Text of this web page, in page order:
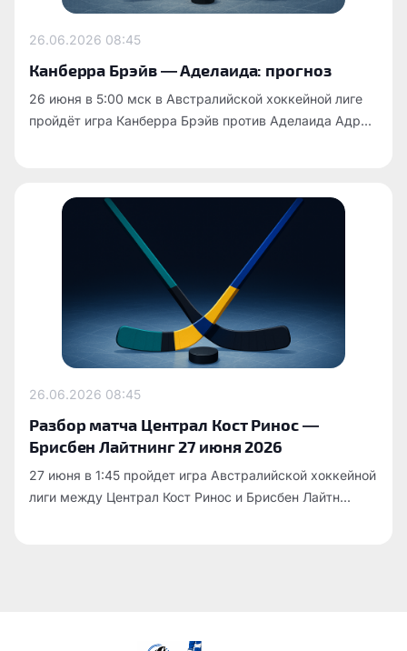
26.06.2026 08:45
Канберра Брэйв — Аделаида: прогноз
26 июня в 5:00 мск в Австралийской хоккейной лиге
пройдёт игра Канберра Брэйв против Аделаида Адр...
26.06.2026 08:45
Разбор матча Централ Кост Ринос —
Брисбен Лайтнинг 27 июня 2026
27 июня в 1:45 пройдет игра Австралийской хоккейной
лиги между Централ Кост Ринос и Брисбен Лайтн...